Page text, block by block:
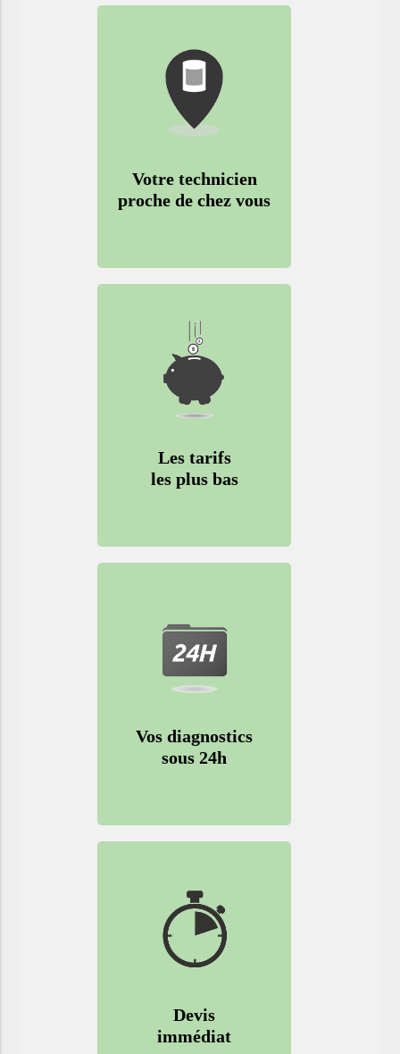
Votre technicien
proche de chez vous
Les tarifs
les plus bas
Vos diagnostics
sous 24h
Devis
immédiat